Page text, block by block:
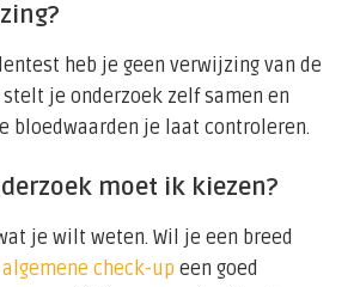
heb je geen verwijzing van de
stelt je onderzoek zelf samen en
bloedwaarden je laat controleren.
moet ik kiezen?
je wilt weten. Wil je een breed
algemene check-up een goed